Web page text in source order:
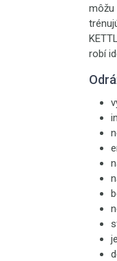
môžu
robí